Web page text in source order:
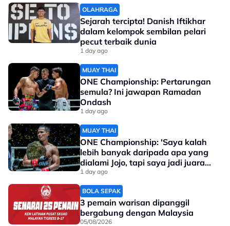
OLAHRAGA
Sejarah tercipta! Danish Iftikhar
dalam kelompok sembilan pelari
pecut terbaik dunia
1 day ago
MUAY THAI
ONE Championship: Pertarungan
semula? Ini jawapan Ramadan
Ondash
1 day ago
MUAY THAI
ONE Championship: 'Saya kalah
lebih banyak daripada apa yang
dialami Jojo, tapi saya jadi juara
dunia'
1 day ago
BOLA SEPAK
3 pemain warisan dipanggil
bergabung dengan Malaysia
05/08/2026